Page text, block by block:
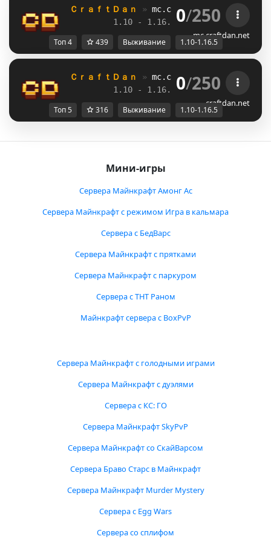
ＣｒａｆｔＤａｎ » mc.craftdan.net //
1.10 - 1.16.5 //
0/250
mc.craftdan.net
Топ 4 439 Выживание 1.10-1.16.5
ＣｒａｆｔＤａｎ » mc.craftdan.net //
1.10 - 1.16.5 //
0/250
craftdan.net
Топ 5 316 Выживание 1.10-1.16.5
Мини-игры
Сервера Майнкрафт Амонг Ас
Сервера Майнкрафт с режимом Игра в кальмара
Сервера с БедВарс
Сервера Майнкрафт с прятками
Сервера Майнкрафт с паркуром
Сервера с ТНТ Раном
Майнкрафт сервера с BoxPvP
Сервера Майнкрафт с голодными играми
Сервера Майнкрафт с дуэлями
Сервера с КС: ГО
Сервера Майнкрафт SkyPvP
Сервера Майнкрафт со СкайВарсом
Сервера Браво Старс в Майнкрафт
Сервера Майнкрафт Murder Mystery
Сервера с Egg Wars
Сервера со сплифом